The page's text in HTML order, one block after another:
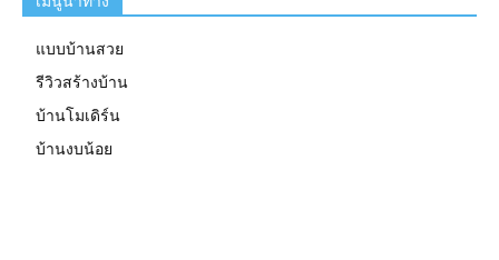
แบบบ้านสวย
รีวิวสร้างบ้าน
บ้านโมเดิร์น
บ้านงบน้อย